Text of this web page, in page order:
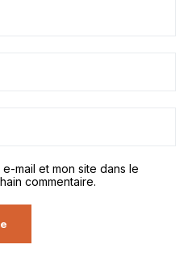
mail et mon site dans le
commentaire.